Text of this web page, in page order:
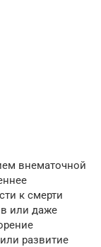
внематочной
к смерти
или даже
развитие